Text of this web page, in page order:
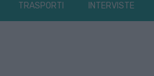
TRASPORTI INTERVISTE